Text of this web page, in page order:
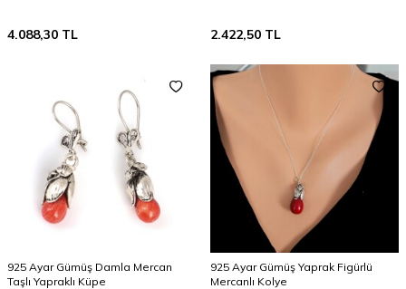
4.088,30 TL 2.422,50 TL
925 Ayar Gümüş Damla Mercan
Taşlı Yapraklı Küpe
925 Ayar Gümüş Yaprak Figürlü
Mercanlı Kolye